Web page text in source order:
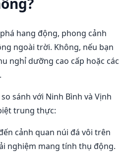
hang động, phong cảnh
ngoài trời. Không, nếu bạn
nghỉ dưỡng cao cấp hoặc các
sánh với Ninh Bình và Vịnh
trung thực:
cảnh quan núi đá vôi trên
nghiệm mang tính thụ động.